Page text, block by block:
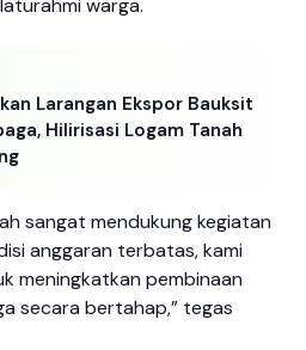
warga.
Larangan Ekspor Bauksit
Hilirisasi Logam Tanah
sangat mendukung kegiatan
anggaran terbatas, kami
meningkatkan pembinaan
secara bertahap,” tegas